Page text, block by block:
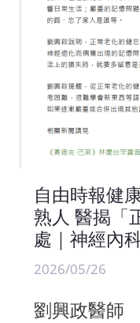
自由時報健
熟人 醫揭「
處｜神經內
2026/05/26
劉興政醫師